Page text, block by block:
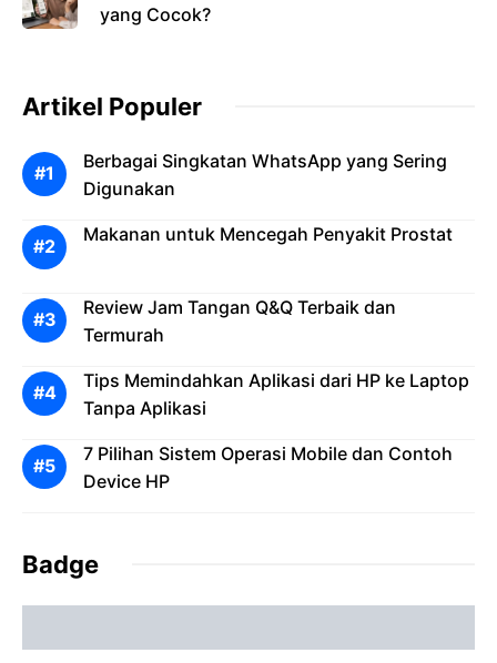
yang Cocok?
Artikel Populer
Berbagai Singkatan WhatsApp yang Sering
Digunakan
Makanan untuk Mencegah Penyakit Prostat
Review Jam Tangan Q&Q Terbaik dan
Termurah
Tips Memindahkan Aplikasi dari HP ke Laptop
Tanpa Aplikasi
7 Pilihan Sistem Operasi Mobile dan Contoh
Device HP
Badge